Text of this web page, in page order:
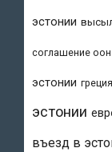
эстонии
соглашение
эстонии греция
эстонии
въезд в